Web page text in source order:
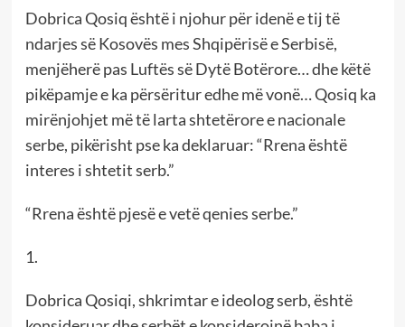
Dobrica Qosiq është i njohur për idenë e tij të
ndarjes së Kosovës mes Shqipërisë e Serbisë,
menjëherë pas Luftës së Dytë Botërore… dhe këtë
pikëpamje e ka përsëritur edhe më vonë… Qosiq ka
mirënjohjet më të larta shtetërore e nacionale
serbe, pikërisht pse ka deklaruar: “Rrena është
interes i shtetit serb.”
“Rrena është pjesë e vetë qenies serbe.”
1.
Dobrica Qosiqi, shkrimtar e ideolog serb, është